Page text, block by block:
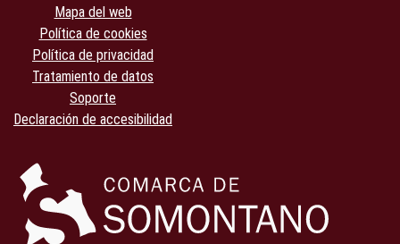
Mapa del web
Política de cookies
Política de privacidad
Tratamiento de datos
Soporte
Declaración de accesibilidad